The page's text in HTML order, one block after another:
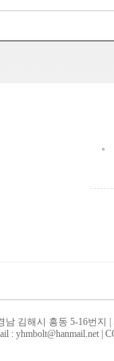
남 김해시 흥동 5-16번지 |
: yhmbolt@hanmail.net